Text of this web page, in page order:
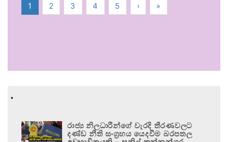
1 2 3 4 5 › »
.
රාජ්‍ය නිලධාරීන්ගේ වැරදි තීරණවලට
දණ්ඩ නීති සංග්‍රහය යෙදවීම බරපතල